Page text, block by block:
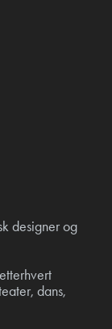
designer og
dans,